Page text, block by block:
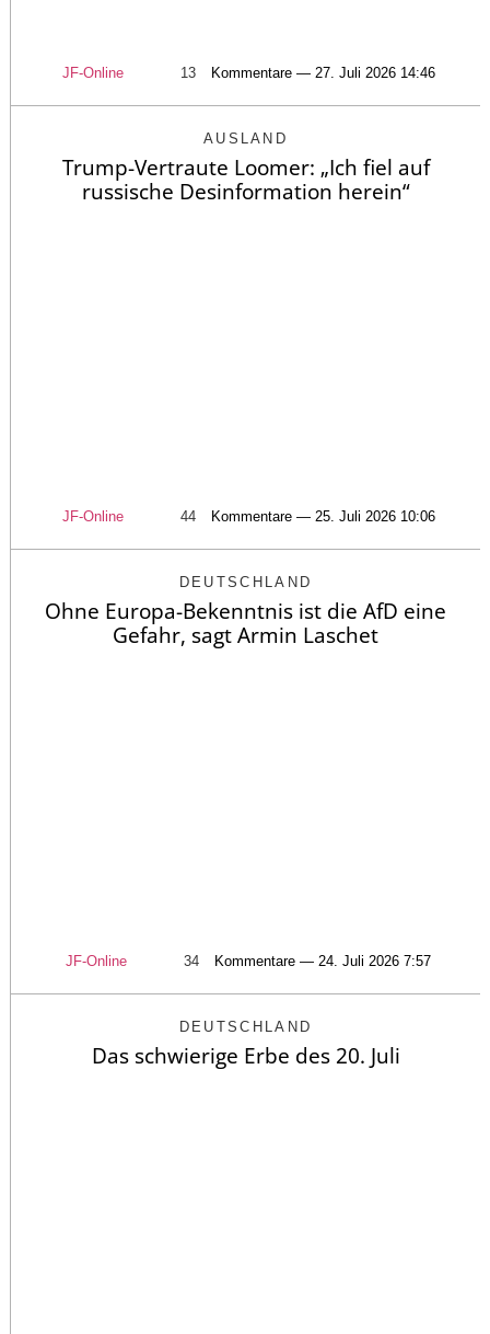
JF-Online 13 Kommentare — 27. Juli 2026 14:46
AUSLAND
Trump-Vertraute Loomer: „Ich fiel auf
russische Desinformation herein“
JF-Online 44 Kommentare — 25. Juli 2026 10:06
DEUTSCHLAND
Ohne Europa-Bekenntnis ist die AfD eine
Gefahr, sagt Armin Laschet
JF-Online 34 Kommentare — 24. Juli 2026 7:57
DEUTSCHLAND
Das schwierige Erbe des 20. Juli